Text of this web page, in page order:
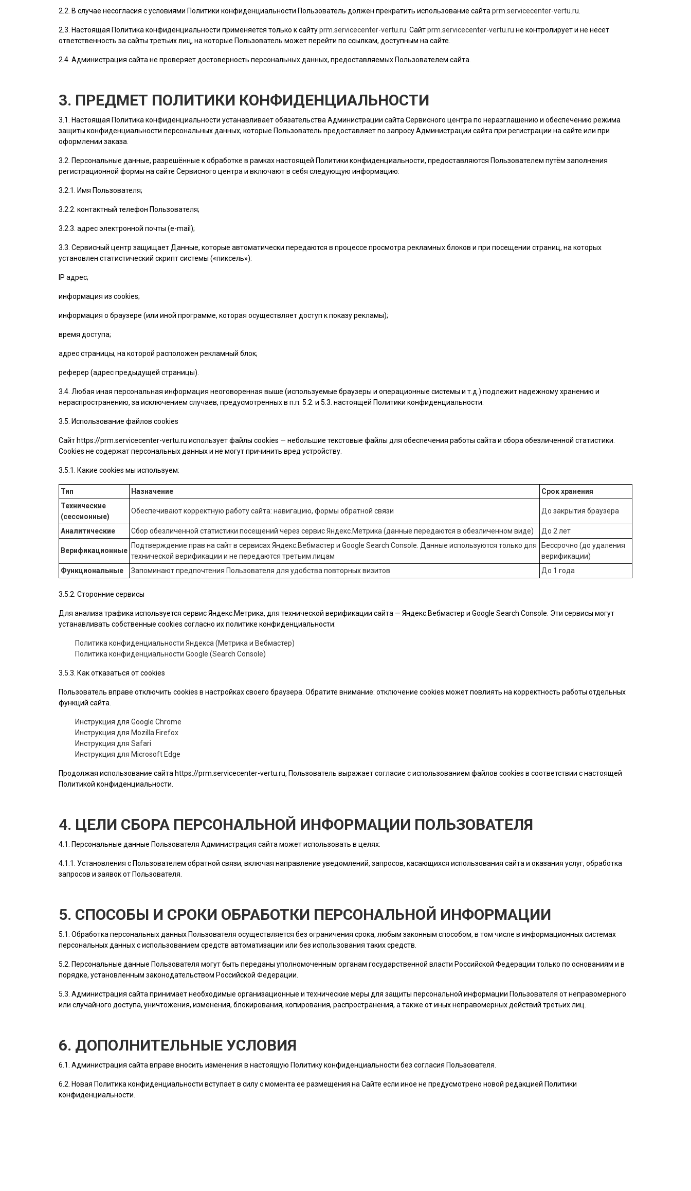
2.2. В случае несогласия с условиями Политики конфиденциальности Пользователь должен прекратить использование сайта prm.servicecenter-vertu.ru
2.3. Настоящая Политика конфиденциальности применяется только к сайтуprm.servicecenter-vertu.ru . Сайтprm.servicecenter-vertu.ru не контролирует и не несет
ответственность за сайты третьих лиц, на которые Пользователь может перейти по ссылкам, доступным на сайте.
2.4. Администрация сайта не проверяет достоверность персональных данных, предоставляемых Пользователем сайта.
3. ПРЕДМЕТ ПОЛИТИКИ КОНФИДЕНЦИАЛЬНОСТИ
3.1. Настоящая Политика конфиденциальности устанавливает обязательства Администрации сайта Сервисного центра по неразглашению и обеспечению режима
защиты конфиденциальности персональных данных, которые Пользователь предоставляет по запросу Администрации сайта при регистрации на сайте или при
оформлении заказа.
3.2. Персональные данные, разрешённые к обработке в рамках настоящей Политики конфиденциальности, предоставляются Пользователем путём заполнения
регистрационной формы на cайте Сервисного центра и включают в себя следующую информацию:
3.2.1. Имя Пользователя;
3.2.2. контактный телефон Пользователя;
3.2.3. адрес электронной почты (e-mail);
3.3. Сервисный центр защищает Данные, которые автоматически передаются в процессе просмотра рекламных блоков и при посещении страниц, на которых
установлен статистический скрипт системы («пиксель»):
IP адрес;
информация из cookies;
информация о браузере (или иной программе, которая осуществляет доступ к показу рекламы);
время доступа;
адрес страницы, на которой расположен рекламный блок;
реферер (адрес предыдущей страницы).
3.4. Любая иная персональная информация неоговоренная выше (используемые браузеры и операционные системы и т.д.) подлежит надежному хранению и
нераспространению, за исключением случаев, предусмотренных в п.п. 5.2. и 5.3. настоящей Политики конфиденциальности.
3.5. Использование файлов cookies
Сайт https://prm.servicecenter-vertu.ru использует файлы cookies — небольшие текстовые файлы для обеспечения работы сайта и сбора обезличенной статистики.
Cookies не содержат персональных данных и не могут причинить вред устройству.
3.5.1. Какие cookies мы используем:
Тип Назначение
Срок хранения
Технические
(сессионные)
Обеспечивают корректную работу сайта: навигацию, формы обратной связи До закрытия браузера
Аналитические Сбор обезличенной статистики посещений через сервисЯндекс.Метрика (данные передаются в обезличенном виде) До 2 лет
Верификационные
Подтверждение прав на сайт в сервисахЯндекс.Вебмастер и Google Search Console . Данные используются только для
технической верификации и не передаются третьим лицам
Бессрочно (до удаления
верификации)
Функциональные
Запоминают предпочтения Пользователя для удобства повторных визитов До 1 года
3.5.2. Сторонние сервисы
Для анализа трафика используется сервис Яндекс.Метрика, для технической верификации сайта — Яндекс.Вебмастер и Google Search Console. Эти сервисы могут
устанавливать собственные cookies согласно их политике конфиденциальности:
Политика конфиденциальности Яндекса (Метрика и Вебмастер)
Политика конфиденциальности Google (Search Console)
3.5.3. Как отказаться от cookies
Пользователь вправе отключить cookies в настройках своего браузера. Обратите внимание: отключение cookies может повлиять на корректность работы отдельных
функций сайта.
Инструкция для Google Chrome
Инструкция для Mozilla Firefox
Инструкция для Safari
Инструкция для Microsoft Edge
Продолжая использование сайта https://prm.servicecenter-vertu.ru, Пользователь выражает согласие с использованием файлов cookies в соответствии с настоящей
Политикой конфиденциальности.
4. ЦЕЛИ СБОРА ПЕРСОНАЛЬНОЙ ИНФОРМАЦИИ ПОЛЬЗОВАТЕЛЯ
4.1. Персональные данные Пользователя Администрация сайта может использовать в целях:
4.1.1. Установления с Пользователем обратной связи, включая направление уведомлений, запросов, касающихся использования сайта и оказания услуг, обработка
запросов и заявок от Пользователя
5. СПОСОБЫ И СРОКИ ОБРАБОТКИ ПЕРСОНАЛЬНОЙ ИНФОРМАЦИИ
5.1. Обработка персональных данных Пользователя осуществляется без ограничения срока, любым законным способом, в том числе в информационных системах
персональных данных с использованием средств автоматизации или без использования таких средств.
5.2. Персональные данные Пользователя могут быть переданы уполномоченным органам государственной власти Российской Федерации только по основаниям и в
порядке, установленным законодательством Российской Федерации.
5.3. Администрация сайта принимает необходимые организационные и технические меры для защиты персональной информации Пользователя от неправомерного
или случайного доступа, уничтожения, изменения, блокирования, копирования, распространения, а также от иных неправомерных действий третьих лиц.
6. ДОПОЛНИТЕЛЬНЫЕ УСЛОВИЯ
6.1. Администрация сайта вправе вносить изменения в настоящую Политику конфиденциальности без согласия Пользователя
6.2. Новая Политика конфиденциальности вступает в силу с момента ее размещения на Сайте если иное не предусмотрено новой редакцией Политики
конфиденциальности.